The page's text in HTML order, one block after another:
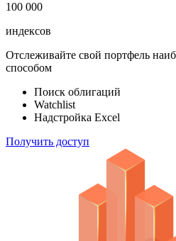
100 000
индексов
Отслеживайте свой портфель
способом
Поиск облигаций
Watchlist
Надстройка Excel
Получить доступ